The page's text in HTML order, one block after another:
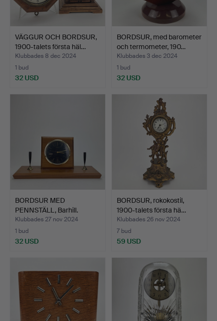
VÄGGUR OCH BORDSUR,
1900-talets första häl…
Klubbades 8 dec 2024
1 bud
32 USD
BORDSUR, med barometer
och termometer, 190…
Klubbades 3 dec 2024
1 bud
32 USD
BORDSUR MED
PENNSTÄLL, Barhill.
Klubbades 27 nov 2024
1 bud
32 USD
BORDSUR, rokokostil,
1900-talets första hä…
Klubbades 26 nov 2024
7 bud
59 USD